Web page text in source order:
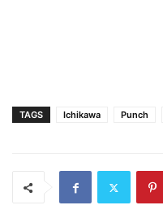
TAGS Ichikawa Punch